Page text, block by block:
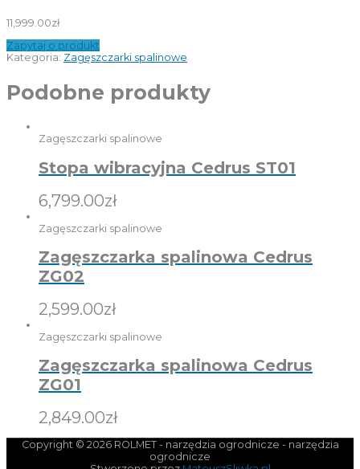
11,999.00zł
Zapytaj o produkt
Kategoria: Zagęszczarki spalinowe
Podobne produkty
Zagęszczarki spalinowe
Stopa wibracyjna Cedrus ST01
6,799.00zł
Zagęszczarki spalinowe
Zagęszczarka spalinowa Cedrus
ZG02
2,599.00zł
Zagęszczarki spalinowe
Zagęszczarka spalinowa Cedrus
ZG01
2,849.00zł
Copyright © 2026 ROLMET - narzędzia ogrodnicze - narzędzia
ogrodnicze